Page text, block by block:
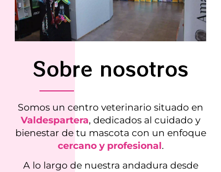
Sobre nosotros
Somos un centro veterinario situado en
Valdespartera, dedicados al cuidado y
bienestar de tu mascota con un enfoque
cercano y profesional.
A lo largo de nuestra andadura desde